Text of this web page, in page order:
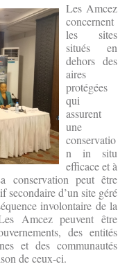
Les Amcez
concernent
les sites
situés en
dehors des
aires
protégées
qui
assurent
une
conservatio
n in situ
efficace et à
conservation peut être
secondaire d’un site géré
involontaire de la
Amcez peuvent être
des entités
et des communautés
de ceux-ci.